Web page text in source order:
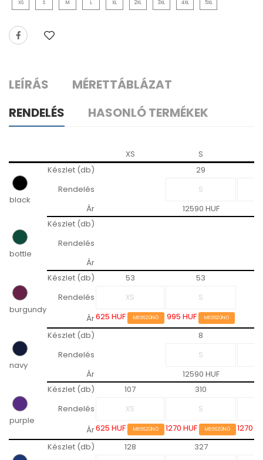
XS S M L XL 2XL 3XL 4XL 5XL
LEÍRÁS
MÉRETTÁBLÁZAT
RENDELÉS
HASONLÓ TERMÉKEK
XS S
black
Készlet (db)
29
Rendelés
Ár
12590 HUF
bottle
Készlet (db)
Rendelés
Ár
burgundy
Készlet (db) 53
53
Rendelés
Ár625 HUF MEGSZŰNŐ 995 HUF MEGSZŰNŐ
navy
Készlet (db)
8
Rendelés
Ár
12590 HUF
purple
Készlet (db) 107
310
Rendelés
Ár625 HUF MEGSZŰNŐ 1270 HUF MEGSZŰNŐ 1270
Készlet (db) 128
327